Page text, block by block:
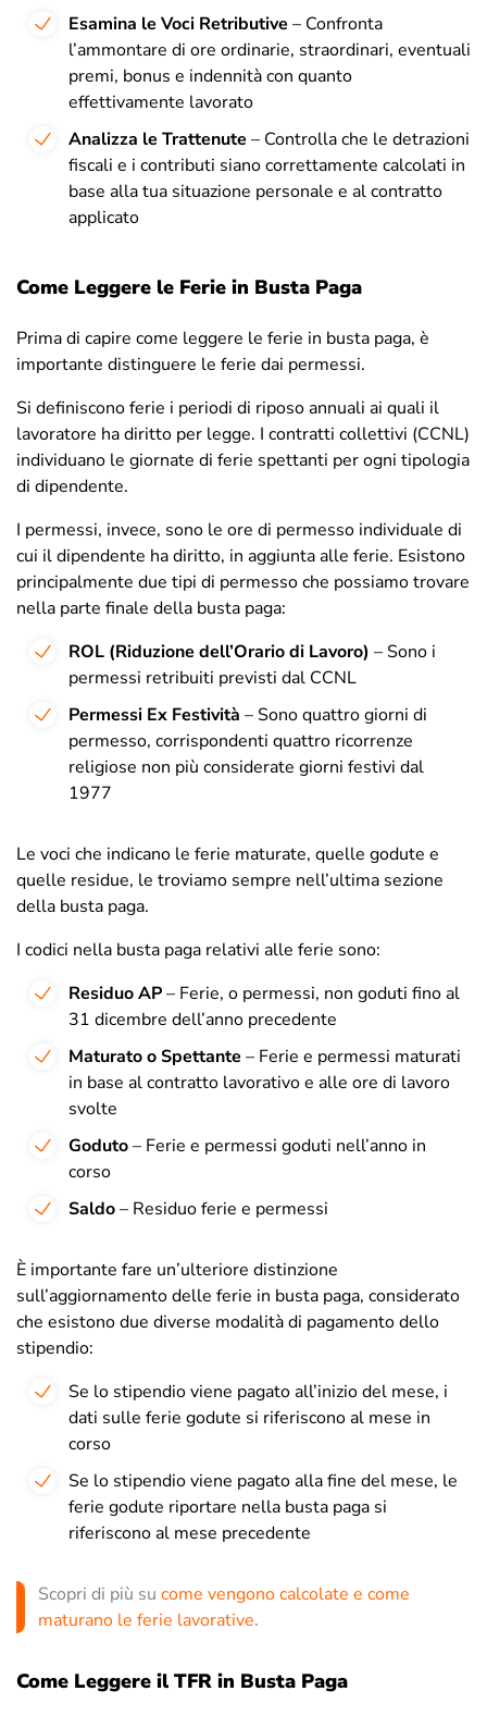
Esamina le Voci Retributive – Confronta
l’ammontare di ore ordinarie, straordinari, eventuali
premi, bonus e indennità con quanto
effettivamente lavorato
Analizza le Trattenute – Controlla che le detrazioni
fiscali e i contributi siano correttamente calcolati in
base alla tua situazione personale e al contratto
applicato
Come Leggere le Ferie in Busta Paga
Prima di capire come leggere le ferie in busta paga, è
importante distinguere le ferie dai permessi.
Si definiscono ferie i periodi di riposo annuali ai quali il
lavoratore ha diritto per legge. I contratti collettivi (CCNL)
individuano le giornate di ferie spettanti per ogni tipologia
di dipendente.
I permessi, invece, sono le ore di permesso individuale di
cui il dipendente ha diritto, in aggiunta alle ferie. Esistono
principalmente due tipi di permesso che possiamo trovare
nella parte finale della busta paga:
ROL (Riduzione dell’Orario di Lavoro) – Sono i
permessi retribuiti previsti dal CCNL
Permessi Ex Festività – Sono quattro giorni di
permesso, corrispondenti quattro ricorrenze
religiose non più considerate giorni festivi dal
1977
Le voci che indicano le ferie maturate, quelle godute e
quelle residue, le troviamo sempre nell’ultima sezione
della busta paga.
I codici nella busta paga relativi alle ferie sono:
Residuo AP– Ferie, o permessi, non goduti fino al
31 dicembre dell’anno precedente
Maturato o Spettante – Ferie e permessi maturati
in base al contratto lavorativo e alle ore di lavoro
svolte
Goduto– Ferie e permessi goduti nell’anno in
corso
Saldo– Residuo ferie e permessi
È importante fare un’ulteriore distinzione
sull’aggiornamento delle ferie in busta paga, considerato
che esistono due diverse modalità di pagamento dello
stipendio:
Se lo stipendio viene pagato all’inizio del mese, i
dati sulle ferie godute si riferiscono al mese in
corso
Se lo stipendio viene pagato alla fine del mese, le
ferie godute riportare nella busta paga si
riferiscono al mese precedente
Scopri di più su come vengono calcolate e come
maturano le ferie lavorative.
Come Leggere il TFR in Busta Paga